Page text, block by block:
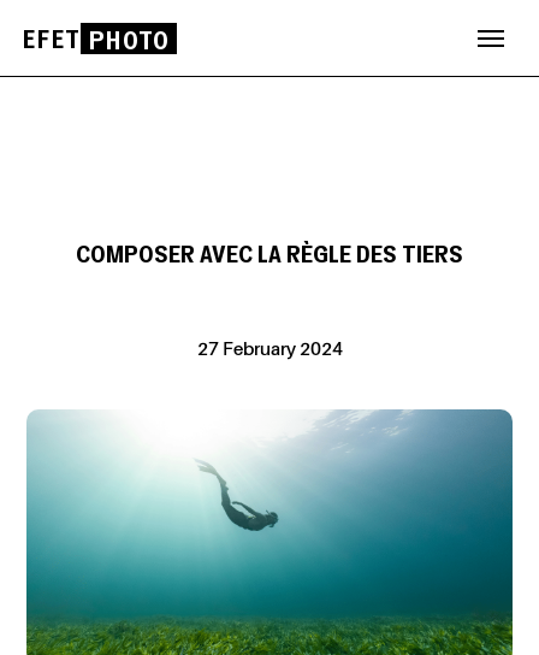
COMPOSER AVEC LA RÈGLE DES TIERS
27 February 2024
EFET PHOTO